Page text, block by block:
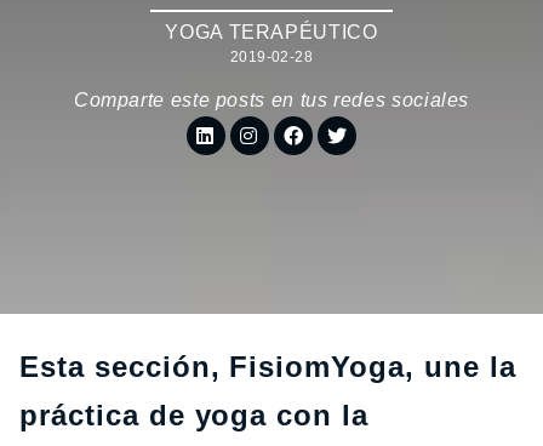
YOGA TERAPÉUTICO
2019-02-28
Comparte este posts en tus redes sociales
Esta sección, FisiomYoga, une la
práctica de yoga con la